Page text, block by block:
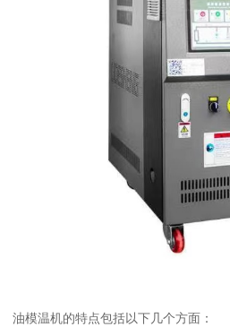
油模温机的特点包括以下几个方面：